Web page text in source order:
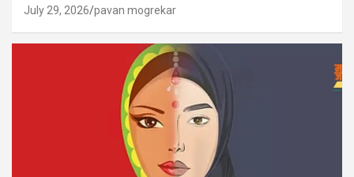
July 29, 2026 pavan mogrekar